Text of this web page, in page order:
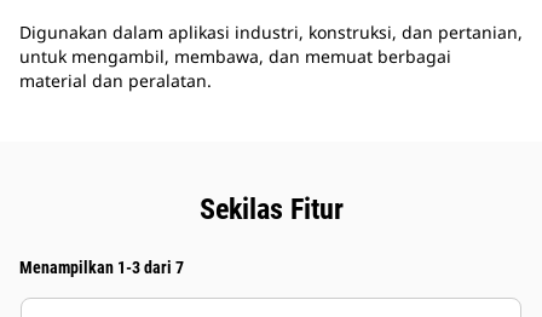
Digunakan dalam aplikasi industri, konstruksi, dan pertanian,
untuk mengambil, membawa, dan memuat berbagai
material dan peralatan.
Sekilas Fitur
Menampilkan 1-3 dari 7